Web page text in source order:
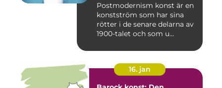
Postmodernism konst är en
konstström som har sina
rötter i de senare delarna av
1900-talet och som u...
16. jan